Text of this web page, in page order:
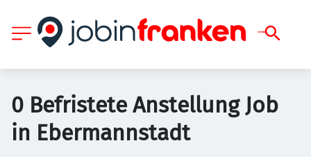
0 Befristete Anstellung Job
in Ebermannstadt